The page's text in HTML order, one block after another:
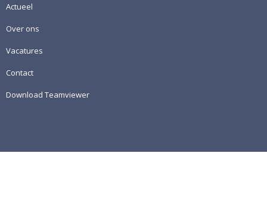
Actueel
Over ons
Vacatures
Contact
Download Teamviewer